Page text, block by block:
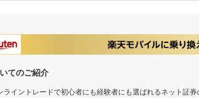
てのご紹介
ライントレードで初心者にも経験者にも選ばれるネット証